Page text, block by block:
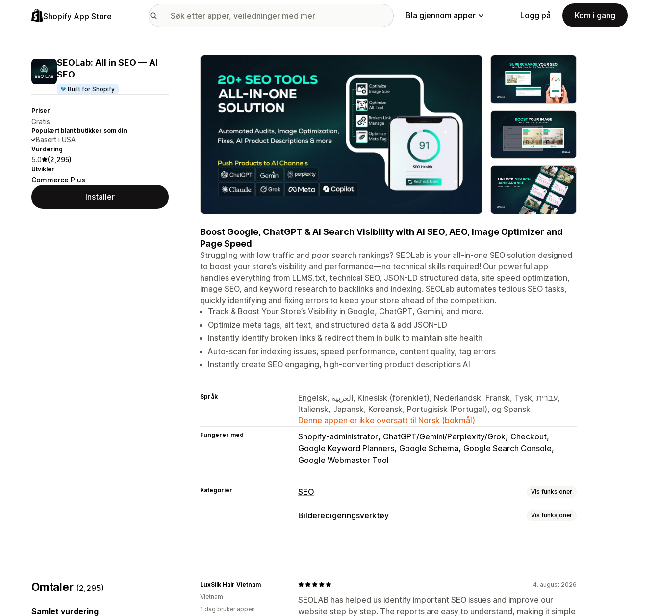
Shopify App Store Bla gjennom apper Logg på Kom i gang
SEOLab: All in SEO — AI
SEO
Built for Shopify
Priser
Gratis
Populært blant butikker som din
Basert i USA
Vurdering
5.0 (2,295)
Utvikler
Commerce Plus
Installer
Galleri med fremhevede bilder
Boost Google, ChatGPT & AI Search Visibility with AI SEO, AEO, Image Optimizer and
Page Speed
Struggling with low traffic and poor search rankings? SEOLab is your all-in-one SEO solution designed
to boost your store’s visibility and performance—no technical skills required! Our powerful app
handles everything from LLMS.txt, technical SEO, JSON-LD structured data, site speed optimization,
image SEO, and keyword research to backlinks and indexing. SEOLab automates tedious SEO tasks,
quickly identifying and fixing errors to keep your store ahead of the competition.
Track & Boost Your Store’s Visibility in Google, ChatGPT, Gemini, and more.
Optimize meta tags, alt text, and structured data & add JSON-LD
Instantly identify broken links & redirect them in bulk to maintain site health
Auto-scan for indexing issues, speed performance, content quality, tag errors
Instantly create SEO engaging, high-converting product descriptions AI
Språk
Engelsk, العربية, Kinesisk (forenklet), Nederlandsk, Fransk, Tysk, עברית,
Italiensk, Japansk, Koreansk, Portugisisk (Portugal), og Spansk
Denne appen er ikke oversatt til Norsk (bokmål)
Fungerer med Shopify-administrator ChatGPT/Gemini/Perplexity/Grok Checkout
Google Keyword Planners Google Schema Google Search Console
Google Webmaster Tool
Kategorier SEO Vis funksjoner
SEO-verktøy
Lokal SEO
Optimalisering av metadata
Bilderedigeringsverktøy Vis funksjoner
Alt. tekst
Omtaler (2,295)
Samlet vurdering
4. august 2026
SEOLAB has helped us identify important SEO issues and improve our
website step by step. The reports are easy to understand, making it simple
LuxSilk Hair Vietnam
Vietnam
1 dag bruker appen